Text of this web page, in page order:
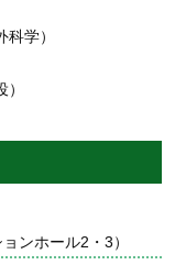
学）
ンホール2・3）